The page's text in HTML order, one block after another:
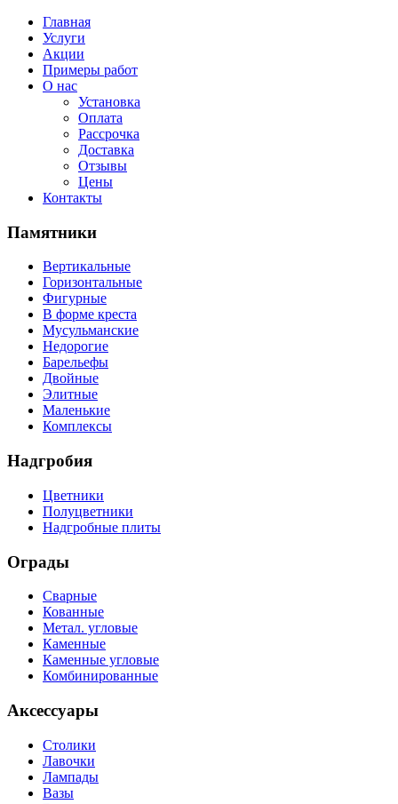
Главная
Услуги
Акции
Примеры работ
О нас
Установка
Оплата
Рассрочка
Доставка
Отзывы
Цены
Контакты
Памятники
Вертикальные
Горизонтальные
Фигурные
В форме креста
Мусульманские
Недорогие
Барельефы
Двойные
Элитные
Маленькие
Комплексы
Надгробия
Цветники
Полуцветники
Надгробные плиты
Ограды
Сварные
Кованные
Метал. угловые
Каменные
Каменные угловые
Комбинированные
Аксессуары
Столики
Лавочки
Лампады
Вазы